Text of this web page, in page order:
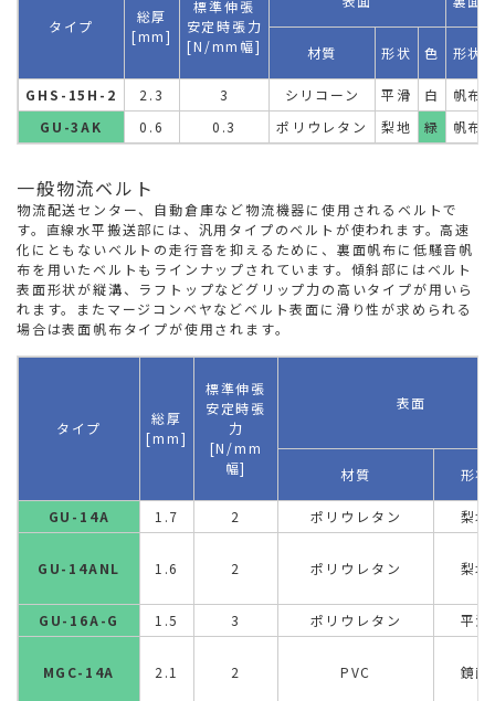
タイプ
総厚
[mm]
標準伸張
安定時張力
[N/mm幅]
材質 形状 色 形状
GHS-15H-2 2.3 3 シリコーン 平滑 白
帆布
GU-3AK
0.6 0.3 ポリウレタン 梨地 緑 帆布
一般物流ベルト
物流配送センター、自動倉庫など物流機器に使用されるベルトで
す。直線水平搬送部には、汎用タイプのベルトが使われます。高速
化にともないベルトの走行音を抑えるために、裏面帆布に低騒音帆
布を用いたベルトもラインナップされています。傾斜部にはベルト
表面形状が縦溝、ラフトップなどグリップ力の高いタイプが用いら
れます。またマージコンベヤなどベルト表面に滑り性が求められる
場合は表面帆布タイプが使用されます。
タイプ
総厚
[mm]
標準伸張
安定時張
力
[N/mm
幅]
表面
材質 形状
GU-14A 1.7 2 ポリウレタン 梨地
GU-14ANL 1.6 2 ポリウレタン 梨地
GU-16A-G 1.5 3 ポリウレタン 平滑
MGC-14A 2.1 2 PVC 鏡面